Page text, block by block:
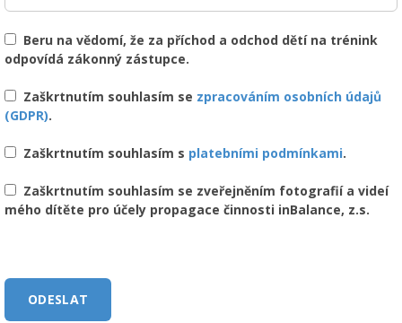
Beru na vědomí, že za příchod a odchod dětí na trénink
odpovídá zákonný zástupce.
Zaškrtnutím souhlasím se zpracováním osobních údajů
(GDPR).
Zaškrtnutím souhlasím s platebními podmínkami.
Zaškrtnutím souhlasím se zveřejněním fotografií a videí
mého dítěte pro účely propagace činnosti inBalance, z.s.